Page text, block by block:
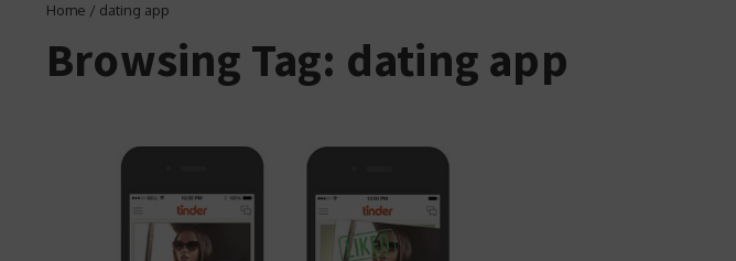
Home / dating app
Browsing Tag: dating app